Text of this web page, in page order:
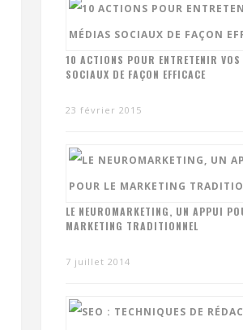
10 ACTIONS POUR ENTRETENIR VOS
SOCIAUX DE FAÇON EFFICACE
23 février 2015
LE NEUROMARKETING, UN APPUI
MARKETING TRADITIONNEL
7 juillet 2014